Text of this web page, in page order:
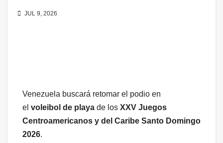
JUL 9, 2026
Venezuela buscará retomar el podio en
el voleibol de playa de los XXV Juegos
Centroamericanos y del Caribe Santo Domingo
2026.